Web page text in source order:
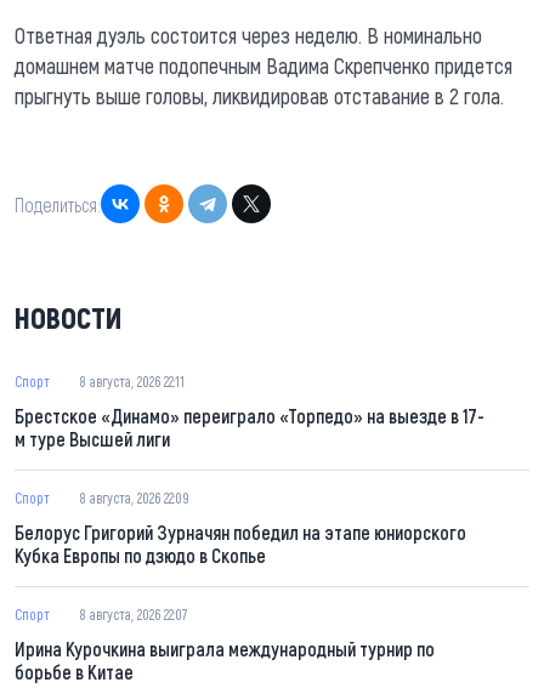
Ответная дуэль состоится через неделю. В номинально
домашнем матче подопечным Вадима Скрепченко придется
прыгнуть выше головы, ликвидировав отставание в 2 гола.
Поделиться:
НОВОСТИ
Спорт 8 августа, 2026 22:11
Брестское «Динамо» переиграло «Торпедо» на выезде в 17-
м туре Высшей лиги
Спорт 8 августа, 2026 22:09
Белорус Григорий Зурначян победил на этапе юниорского
Кубка Европы по дзюдо в Скопье
Спорт 8 августа, 2026 22:07
Ирина Курочкина выиграла международный турнир по
борьбе в Китае